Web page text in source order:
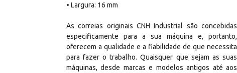
• Largura: 16 mm
As correias originais CNH Industrial são concebidas
especificamente para a sua máquina e, portanto,
oferecem a qualidade e a fiabilidade de que necessita
para fazer o trabalho. Quaisquer que sejam as suas
máquinas, desde marcas e modelos antigos até aos